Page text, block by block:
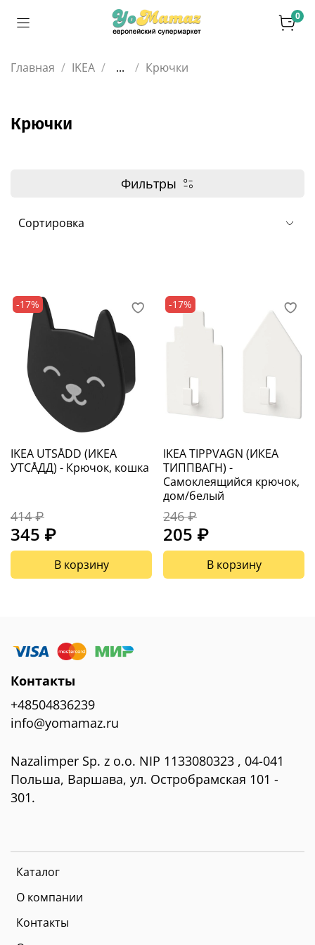
0
Главная IKEA ... Крючки
Крючки
Фильтры
-17%
IKEA UTSÅDD (ИКЕА
УТСÅДД) - Крючок, кошка
414 ₽
345 ₽
В корзину
-17%
IKEA TIPPVAGN (ИКЕА
ТИППВАГН) -
Самоклеящийся крючок,
дом/белый
246 ₽
205 ₽
В корзину
Каталог
О компании
Контакты
Контакты
+48504836239
info@yomamaz.ru
Nazalimper Sp. z o.o. NIP 1133080323 , 04-041
Польша, Варшава, ул. Остробрамская 101 -
301.